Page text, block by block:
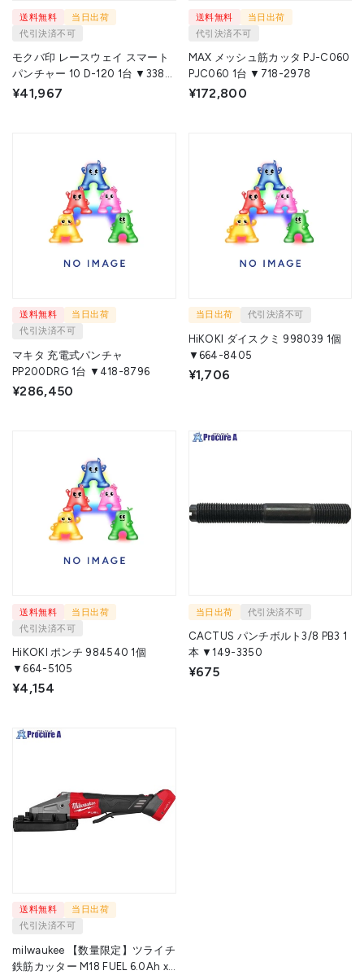
送料無料
当日出荷
代引決済不可
モクバ印 レースウェイ スマート
パンチャー 10 D-120 1台 ▼338-
0560
¥41,967
送料無料
当日出荷
代引決済不可
MAX メッシュ筋カッタ PJ-C060
PJC060 1台 ▼718-2978
¥172,800
送料無料
当日出荷
代引決済不可
マキタ 充電式パンチャ
PP200DRG 1台 ▼418-8796
¥286,450
当日出荷 代引決済不可
HiKOKI ダイスクミ 998039 1個
▼664-8405
¥1,706
送料無料
当日出荷
代引決済不可
HiKOKI ポンチ 984540 1個
▼664-5105
¥4,154
当日出荷 代引決済不可
CACTUS パンチボルト3/8 PB3 1
本 ▼149-3350
¥675
送料無料
当日出荷
代引決済不可
milwaukee 【数量限定】ツライチ
鉄筋カッター M18 FUEL 6.0Ah x 1